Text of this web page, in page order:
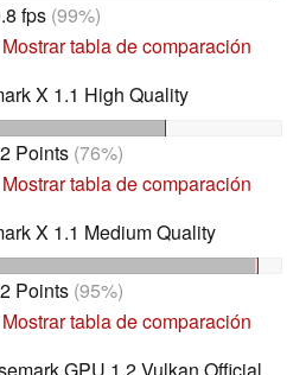
fps (99%)
Mostrar tabla de comparación
X 1.1 High Quality
Points (76%)
Mostrar tabla de comparación
X 1.1 Medium Quality
Points (95%)
Mostrar tabla de comparación
GPU 1.2 Vulkan Official